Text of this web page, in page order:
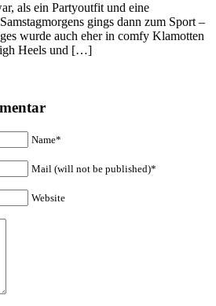
als ein Partyoutfit und eine
gings dann zum Sport –
wurde auch eher in comfy Klamotten
Heels und […]
Name*
Mail (will not be published)*
Website